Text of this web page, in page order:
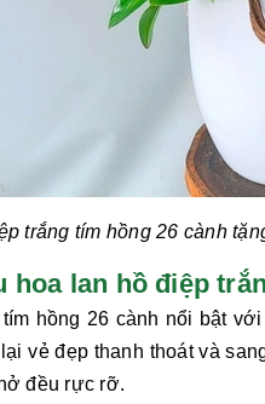
trắng tím hồng 26 cành
hoa lan hồ điệp
hồng 26 cành nổi bật
vẻ đẹp thanh thoát và
đều rực rỡ.